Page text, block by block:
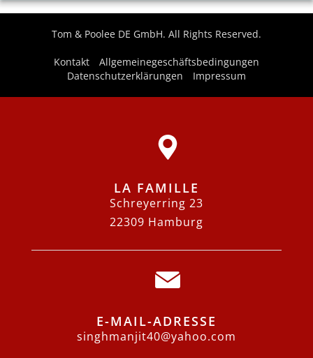
Tom & Poolee DE GmbH. All Rights Reserved.
Kontakt
Allgemeinegeschäftsbedingungen
Datenschutzerklärungen
Impressum
LA FAMILLE
Schreyerring 23
22309 Hamburg
E-MAIL-ADRESSE
singhmanjit40@yahoo.com